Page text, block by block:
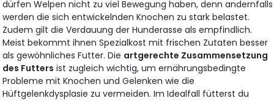
dürfen Welpen nicht zu viel Bewegung haben, denn andernfalls
werden die sich entwickelnden Knochen zu stark belastet.
Zudem gilt die Verdauung der Hunderasse als empfindlich.
Meist bekommt ihnen Spezialkost mit frischen Zutaten besser
als gewöhnliches Futter. Die artgerechte Zusammensetzung
des Futters ist zugleich wichtig, um ernährungsbedingte
Probleme mit Knochen und Gelenken wie die
Hüftgelenkdysplasie zu vermeiden. Im Idealfall fütterst du